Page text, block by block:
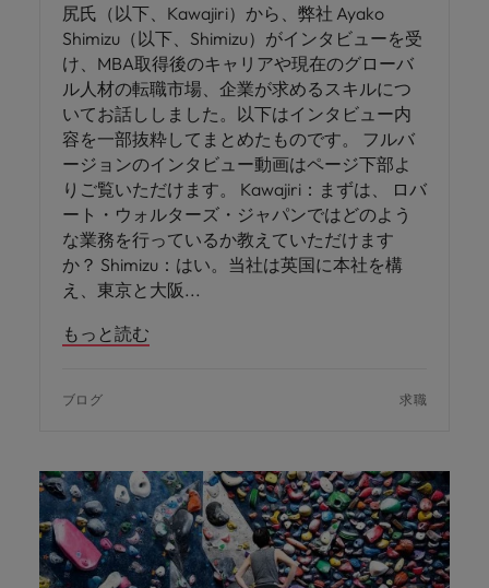
尻氏（以下、Kawajiri）から、弊社 Ayako
Shimizu（以下、Shimizu）がインタビューを受
け、MBA取得後のキャリアや現在のグローバ
ル人材の転職市場、企業が求めるスキルにつ
いてお話ししました。以下はインタビュー内
容を一部抜粋してまとめたものです。 フルバ
ージョンのインタビュー動画はページ下部よ
りご覧いただけます。 Kawajiri：まずは、 ロバ
ート・ウォルターズ・ジャパンではどのよう
な業務を行っているか教えていただけます
か？ Shimizu：はい。当社は英国に本社を構
え、東京と大阪
もっと読む
ブログ 求職